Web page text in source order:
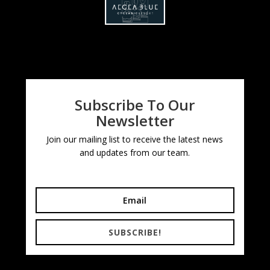
Subscribe To Our
Newsletter
Join our mailing list to receive the latest news
and updates from our team.
SUBSCRIBE!